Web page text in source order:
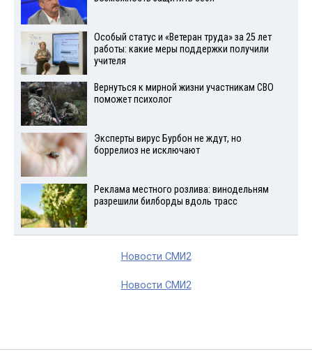
Особый статус и «Ветеран труда» за 25 лет
работы: какие меры поддержки получили
учителя
Вернуться к мирной жизни участникам СВО
поможет психолог
Эксперты вирус Бурбон не ждут, но
боррелиоз не исключают
Реклама местного розлива: винодельням
разрешили билборды вдоль трасс
Новости СМИ2
Новости СМИ2